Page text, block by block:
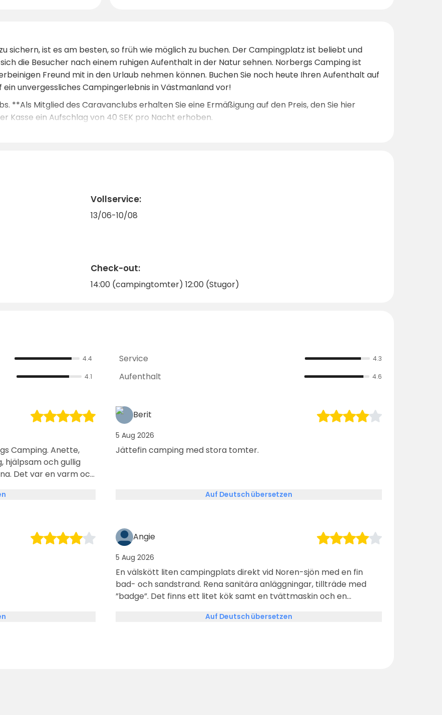
sichern, ist es am besten, so früh wie möglich zu buchen. Der Campingplatz ist beliebt und
die Besucher nach einem ruhigen Aufenthalt in der Natur sehnen. Norbergs Camping ist
Freund mit in den Urlaub nehmen können. Buchen Sie noch heute Ihren Aufenthalt auf
unvergessliches Campingerlebnis in Västmanland vor!
**Als Mitglied des Caravanclubs erhalten Sie eine Ermäßigung auf den Preis, den Sie hier
Kasse ein Aufschlag von 40 SEK pro Nacht erhoben.
Vollservice:
13/06-10/08
Check-out:
14:00 (campingtomter) 12:00 (Stugor)
4.4 Service 4.3
4.1 Aufenthalt 4.6
Camping. Anette,
hjälpsam och gullig
var där med mina
Berit
5 Aug 2026
Jättefin camping med stora tomter.
Auf Deutsch übersetzen
Angie
5 Aug 2026
En välskött liten campingplats direkt vid Noren-sjön med en fin
bad- och sandstrand. Rena sanitära anläggningar, tillträde med
”badge”. Det finns ett litet kök samt en tvättmaskin och en
väg, men vi hade valt en plats lite längre bort (t.ex. 15, 17, 19) och
Auf Deutsch übersetzen